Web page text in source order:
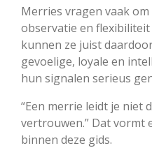
Merries vragen vaak
observatie en
kunnen ze juist
gevoelige, loyale en
hun signalen serieus
“Een merrie leidt je niet
vertrouwen.” Dat vormt
binnen deze gids.